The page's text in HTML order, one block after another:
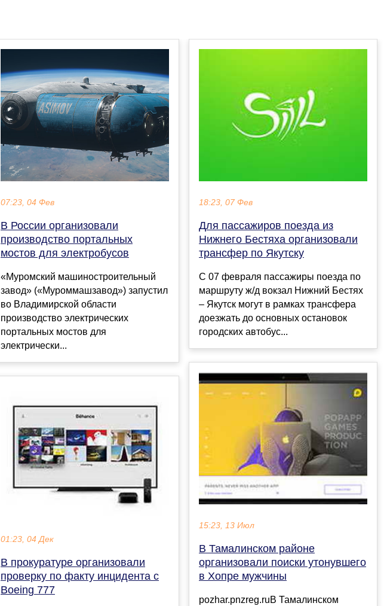
07:23, 04 Фев
В России организовали
производство портальных
мостов для электробусов
«Муромский машиностроительный
завод» («Муроммашзавод») запустил
во Владимирской области
производство электрических
портальных мостов для
электрически...
01:23, 04 Дек
В прокуратуре организовали
проверку по факту инцидента с
Boeing 777
18:23, 07 Фев
Для пассажиров поезда из
Нижнего Бестяха организовали
трансфер по Якутску
С 07 февраля пассажиры поезда по
маршруту ж/д вокзал Нижний Бестях
– Якутск могут в рамках трансфера
доезжать до основных остановок
городских автобус...
15:23, 13 Июл
В Тамалинском районе
организовали поиски утонувшего
в Хопре мужчины
pozhar.pnzreg.ruВ Тамалинском